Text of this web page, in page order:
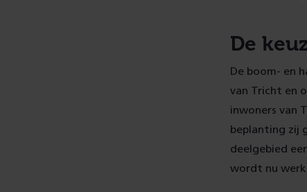
De
De boom- en
van Tricht en
inwoners van
beplanting zij
deelgebied
wordt nu